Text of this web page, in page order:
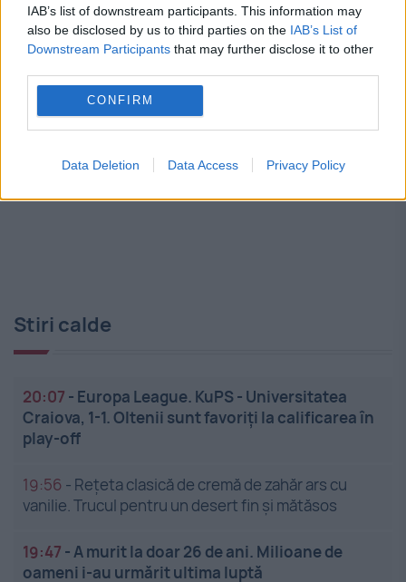
IAB’s list of downstream participants. This information may
also be disclosed by us to third parties on the IAB’s List of
Downstream Participants that may further disclose it to other
CONFIRM
Data Deletion Data Access Privacy Policy
Stiri calde
20:07 - Europa League. KuPS - Universitatea
Craiova, 1-1. Oltenii sunt favoriți la calificarea în
play-off
19:56 - Rețeta clasică de cremă de zahăr ars cu
vanilie. Trucul pentru un desert fin și mătăsos
19:47 -A murit la doar 26 de ani. Milioane de
oameni i-au urmărit ultima luptă